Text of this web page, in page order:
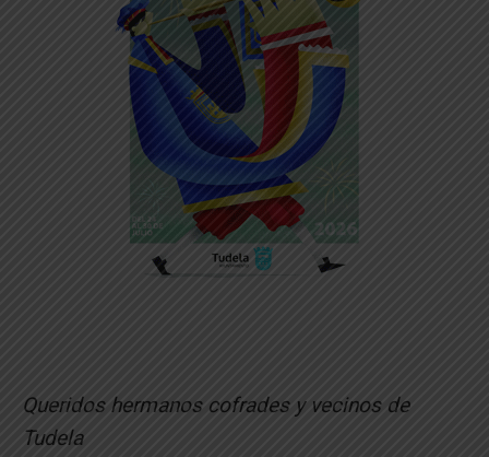
Queridos hermanos cofrades y vecinos de
Tudela